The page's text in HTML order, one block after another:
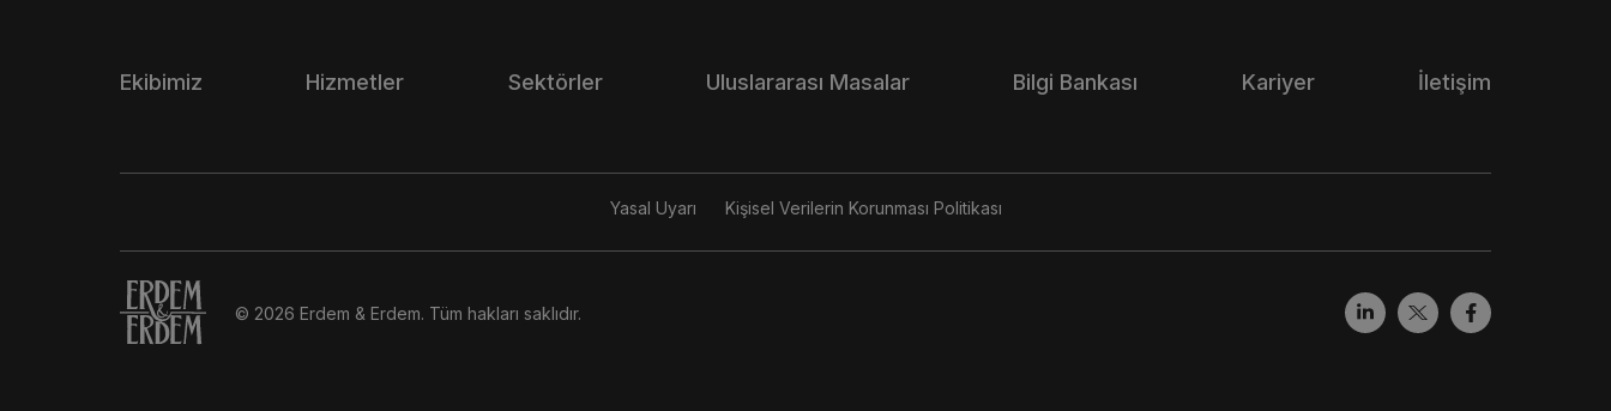
Ekibimiz Hizmetler Sektörler Uluslararası Masalar Bilgi Bankası Kariyer İletişim
Yasal Uyarı Kişisel Verilerin Korunması Politikası
© 2026 Erdem & Erdem. Tüm hakları saklıdır.